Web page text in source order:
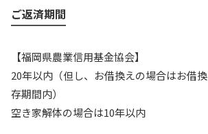
ご返済期間
【福岡県農業信用基金協会】
20年以内（但し、お借換えの場合はお借
存期間内）
空き家解体の場合は10年以内